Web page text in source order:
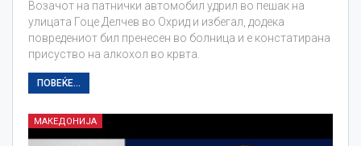
Возачот на патнички автомобил удрил во пешак на
улицата Гоце Делчев во Охрид и избегал, додека
повредениот бил пренесен во болница и е констатирана
присуство на алкохол во крвта.
ПОВЕЌЕ...
МАКЕДОНИЈА